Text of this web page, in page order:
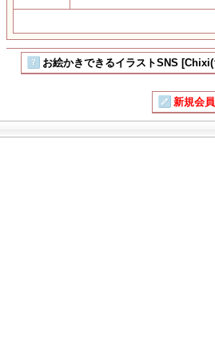
お絵かきできるイラストSNS
新規会